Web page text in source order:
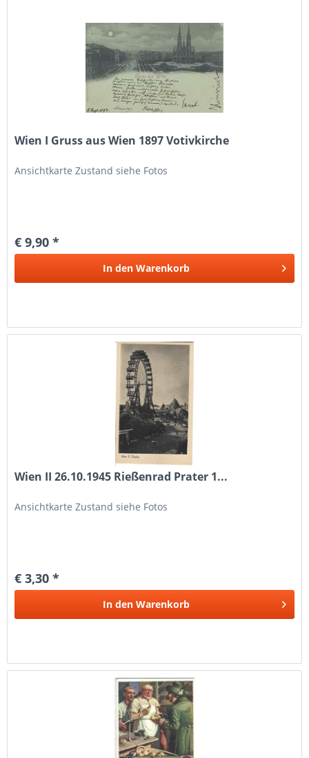
Wien I Gruss aus Wien 1897 Votivkirche
Ansichtkarte Zustand siehe Fotos
€ 9,90 *
In den Warenkorb
Wien II 26.10.1945 Rießenrad Prater 1...
Ansichtkarte Zustand siehe Fotos
€ 3,30 *
In den Warenkorb